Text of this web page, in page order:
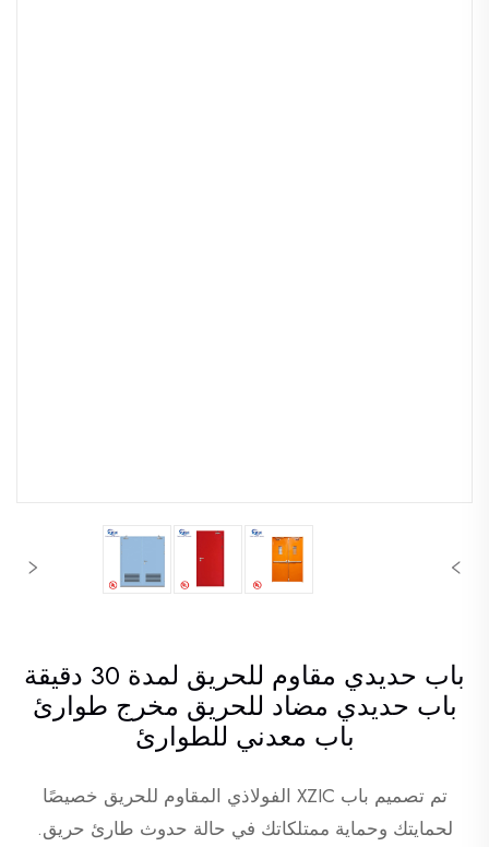
باب حديدي مقاوم للحريق لمدة 30 دقيقة
باب حديدي مضاد للحريق مخرج طوارئ
باب معدني للطوارئ
تم تصميم باب XZIC الفولاذي المقاوم للحريق خصيصًا
لحمايتك وحماية ممتلكاتك في حالة حدوث طارئ حريق.